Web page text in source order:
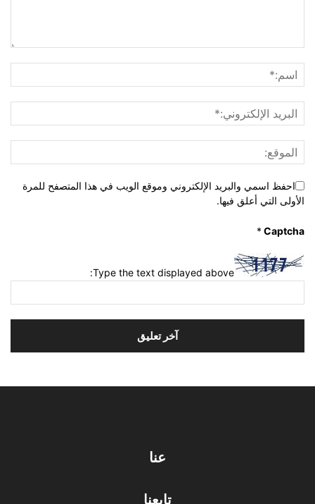
احفظ اسمي والبريد الإلكتروني وموقع الويب في هذا المتصفح للمرة
الأولى التي أعلق فيها.
Captcha
*
Type the text displayed above:
عنا
تابعنا